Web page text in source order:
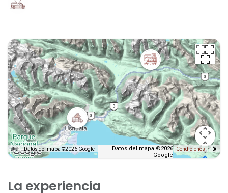
Datos del mapa ©2026 Google
Datos del mapa ©2026
Google
Condiciones
La experiencia